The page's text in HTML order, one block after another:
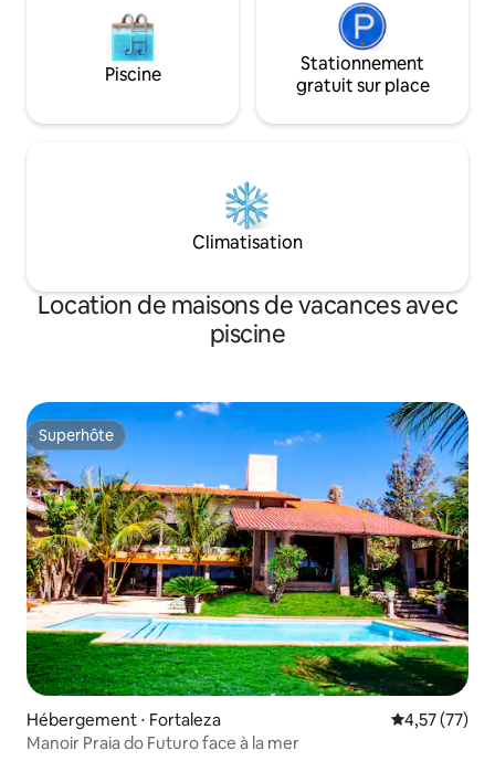
Piscine
Stationnement
gratuit sur place
Climatisation
Location de maisons de vacances avec
piscine
Superhôte
Superhôte
Hébergement ⋅ Fortaleza Évaluation
4,57 (77)
Manoir Praia do Futuro face à la mer